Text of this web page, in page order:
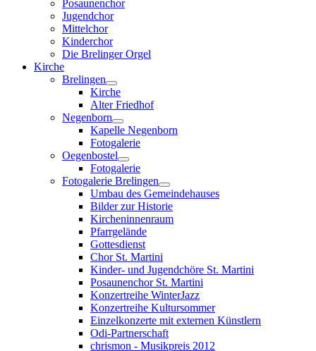
Posaunenchor
Jugendchor
Mittelchor
Kinderchor
Die Brelinger Orgel
Kirche
Brelingen
Kirche
Alter Friedhof
Negenborn
Kapelle Negenborn
Fotogalerie
Oegenbostel
Fotogalerie
Fotogalerie Brelingen
Umbau des Gemeindehauses
Bilder zur Historie
Kircheninnenraum
Pfarrgelände
Gottesdienst
Chor St. Martini
Kinder- und Jugendchöre St. Martini
Posaunenchor St. Martini
Konzertreihe WinterJazz
Konzertreihe Kultursommer
Einzelkonzerte mit externen Künstlern
Odi-Partnerschaft
chrismon - Musikpreis 2012